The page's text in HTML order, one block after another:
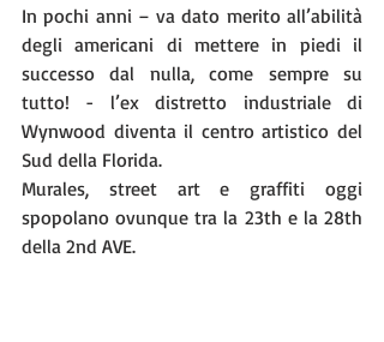
In pochi anni – va dato merito all’abilità
degli americani di mettere in piedi il
successo dal nulla, come sempre su
tutto! - l’ex distretto industriale di
Wynwood diventa il centro artistico del
Sud della Florida.
Murales, street art e graffiti oggi
spopolano ovunque tra la 23th e la 28th
della 2nd AVE.